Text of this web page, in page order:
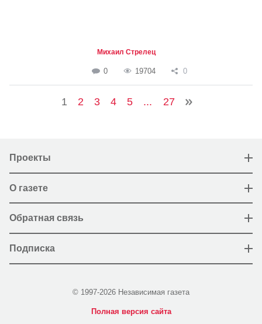
Михаил Стрелец
0 19704 0
1 2 3 4 5 ... 27
Проекты
О газете
Обратная связь
Подписка
© 1997-2026 Независимая газета
Полная версия сайта